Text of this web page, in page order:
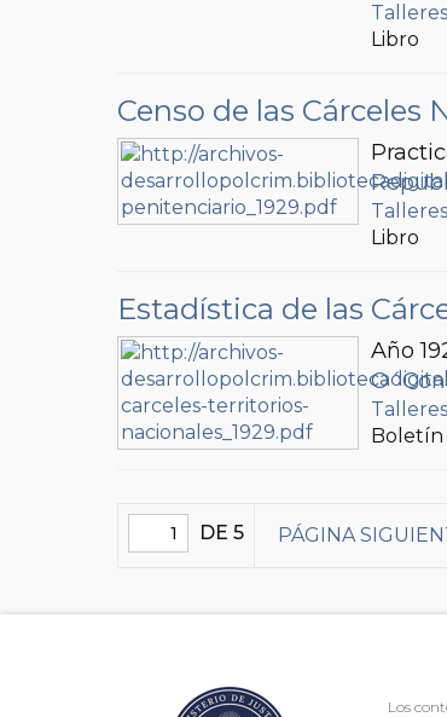
Libro
Censo de las Cárceles
Libro
Estadística de las
Año
Boletín
DE 5 PÁGINA
Los